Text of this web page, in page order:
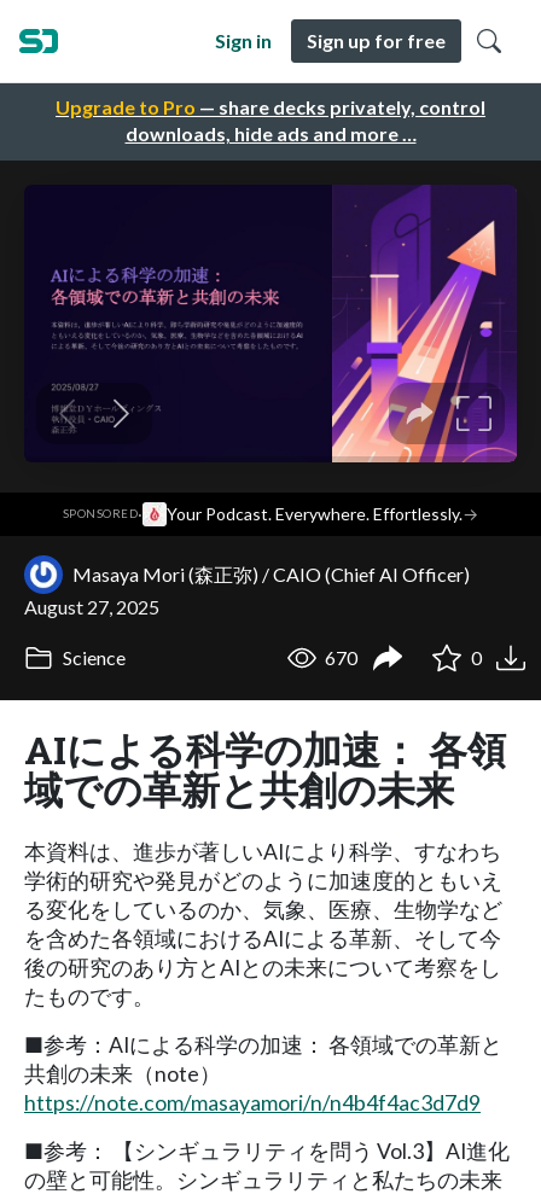
Upgrade to Pro — share decks privately, control
downloads, hide ads and more …
Sign in Sign up for free
SPONSORED· Your Podcast. Everywhere. Effortlessly.→
Masaya Mori (森正弥) / CAIO (Chief AI Officer)
August 27, 2025
Science 670 0
AIによる科学の加速： 各領
域での革新と共創の未来
本資料は、進歩が著しいAIにより科学、すなわち
学術的研究や発見がどのように加速度的ともいえ
る変化をしているのか、気象、医療、生物学など
を含めた各領域におけるAIによる革新、そして今
後の研究のあり方とAIとの未来について考察をし
たものです。
■参考：AIによる科学の加速： 各領域での革新と
共創の未来（note）
https://note.com/masayamori/n/n4b4f4ac3d7d9
■参考： 【シンギュラリティを問う Vol.3】AI進化
の壁と可能性。シンギュラリティと私たちの未来